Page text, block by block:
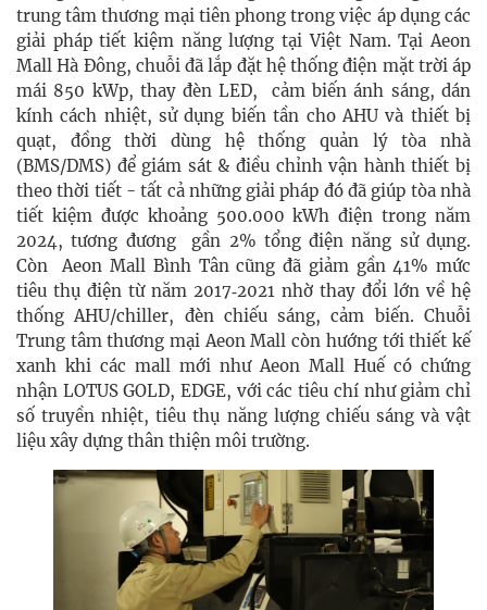
trung tâm thương mại tiên phong trong việc áp dụng các
giải pháp tiết kiệm năng lượng tại Việt Nam. Tại Aeon
Mall Hà Đông, chuỗi đã lắp đặt hệ thống điện mặt trời áp
mái 850 kWp, thay đèn LED, cảm biến ánh sáng, dán
kính cách nhiệt, sử dụng biến tần cho AHU và thiết bị
quạt, đồng thời dùng hệ thống quản lý tòa nhà
(BMS/DMS) để giám sát & điều chỉnh vận hành thiết bị
theo thời tiết - tất cả những giải pháp đó đã giúp tòa nhà
tiết kiệm được khoảng 500.000 kWh điện trong năm
2024, tương đương gần 2% tổng điện năng sử dụng.
Còn Aeon Mall Bình Tân cũng đã giảm gần 41% mức
tiêu thụ điện từ năm 2017‑2021 nhờ thay đổi lớn về hệ
thống AHU/chiller, đèn chiếu sáng, cảm biến. Chuỗi
Trung tâm thương mại Aeon Mall còn hướng tới thiết kế
xanh khi các mall mới như Aeon Mall Huế có chứng
nhận LOTUS GOLD, EDGE, với các tiêu chí như giảm chỉ
số truyền nhiệt, tiêu thụ năng lượng chiếu sáng và vật
liệu xây dựng thân thiện môi trường.